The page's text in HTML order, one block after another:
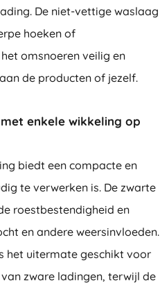
De niet-vettige waslaag
hoeken of
omsnoeren veilig en
de producten of jezelf.
enkele wikkeling op
biedt een compacte en
te verwerken is. De zwarte
roestbestendigheid en
en andere weersinvloeden.
het uitermate geschikt voor
zware ladingen, terwijl de